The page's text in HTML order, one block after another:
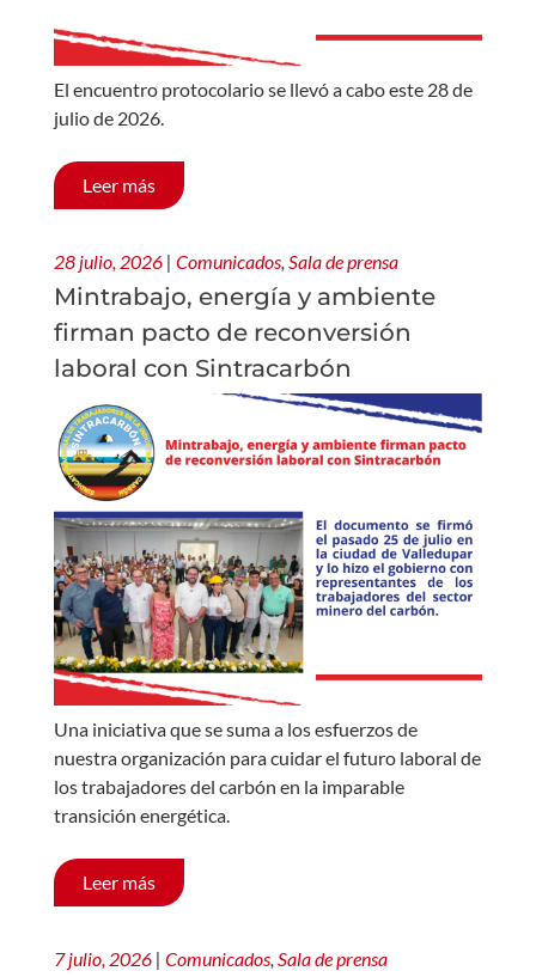
El encuentro protocolario se llevó a cabo este 28 de
julio de 2026.
Leer más
28 julio, 2026 | Comunicados Sala de prensa
Mintrabajo, energía y ambiente
firman pacto de reconversión
laboral con Sintracarbón
Una iniciativa que se suma a los esfuerzos de
nuestra organización para cuidar el futuro laboral de
los trabajadores del carbón en la imparable
transición energética.
Leer más
7 julio, 2026 | Comunicados Sala de prensa